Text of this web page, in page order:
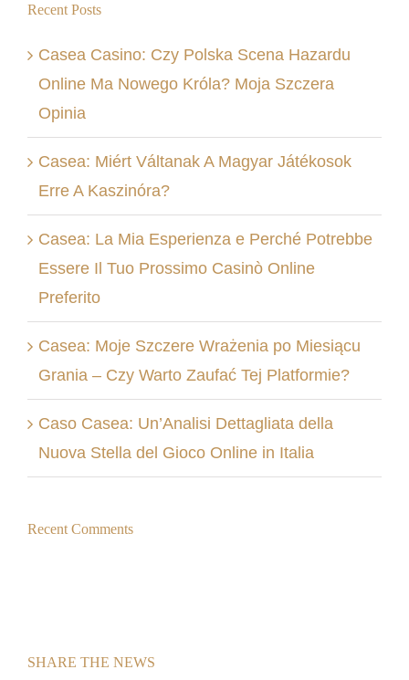
Recent Posts
Casea Casino: Czy Polska Scena Hazardu
Online Ma Nowego Króla? Moja Szczera
Opinia
Casea: Miért Váltanak A Magyar Játékosok
Erre A Kaszinóra?
Casea: La Mia Esperienza e Perché Potrebbe
Essere Il Tuo Prossimo Casinò Online
Preferito
Casea: Moje Szczere Wrażenia po Miesiącu
Grania – Czy Warto Zaufać Tej Platformie?
Caso Casea: Un’Analisi Dettagliata della
Nuova Stella del Gioco Online in Italia
Recent Comments
SHARE THE NEWS